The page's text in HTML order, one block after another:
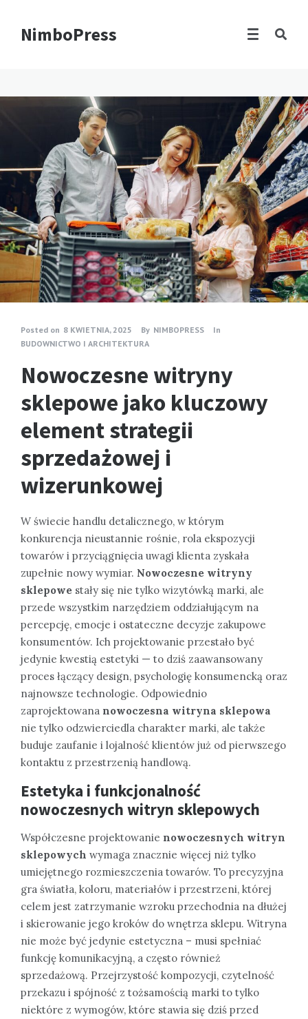
NimboPress
Posted on 8 KWIETNIA, 2025 By NIMBOPRESS
In
BUDOWNICTWO I ARCHITEKTURA
Nowoczesne witryny
sklepowe jako kluczowy
element strategii
sprzedażowej i
wizerunkowej
W świecie handlu detalicznego, w którym
konkurencja nieustannie rośnie, rola ekspozycji
towarów i przyciągnięcia uwagi klienta zyskała
zupełnie nowy wymiar. Nowoczesne witryny
sklepowe stały się nie tylko wizytówką marki, ale
przede wszystkim narzędziem oddziałującym na
percepcję, emocje i ostateczne decyzje zakupowe
konsumentów. Ich projektowanie przestało być
jedynie kwestią estetyki — to dziś zaawansowany
proces łączący design, psychologię konsumencką oraz
najnowsze technologie. Odpowiednio
zaprojektowana nowoczesna witryna sklepowa
nie tylko odzwierciedla charakter marki, ale także
buduje zaufanie i lojalność klientów już od pierwszego
kontaktu z przestrzenią handlową.
Estetyka i funkcjonalność
nowoczesnych witryn sklepowych
Współczesne projektowanie nowoczesnych witryn
sklepowych wymaga znacznie więcej niż tylko
umiejętnego rozmieszczenia towarów. To precyzyjna
gra światła, koloru, materiałów i przestrzeni, której
celem jest zatrzymanie wzroku przechodnia na dłużej
i skierowanie jego kroków do wnętrza sklepu. Witryna
nie może być jedynie estetyczna – musi spełniać
funkcję komunikacyjną, a często również
sprzedażową. Przejrzystość kompozycji, czytelność
przekazu i spójność z tożsamością marki to tylko
niektóre z wymogów, które stawia się dziś przed